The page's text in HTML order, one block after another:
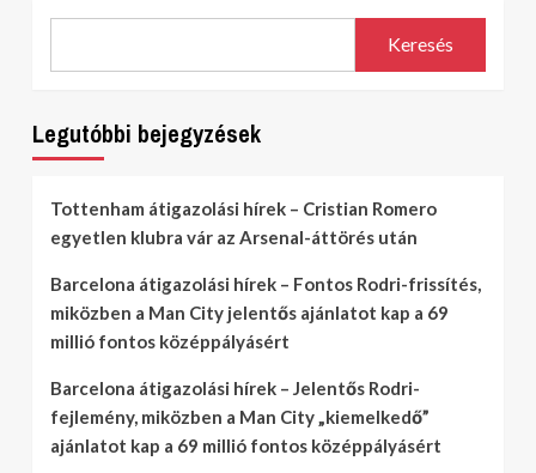
Keresés
Legutóbbi bejegyzések
Tottenham átigazolási hírek – Cristian Romero
egyetlen klubra vár az Arsenal-áttörés után
Barcelona átigazolási hírek – Fontos Rodri-frissítés,
miközben a Man City jelentős ajánlatot kap a 69
millió fontos középpályásért
Barcelona átigazolási hírek – Jelentős Rodri-
fejlemény, miközben a Man City „kiemelkedő”
ajánlatot kap a 69 millió fontos középpályásért